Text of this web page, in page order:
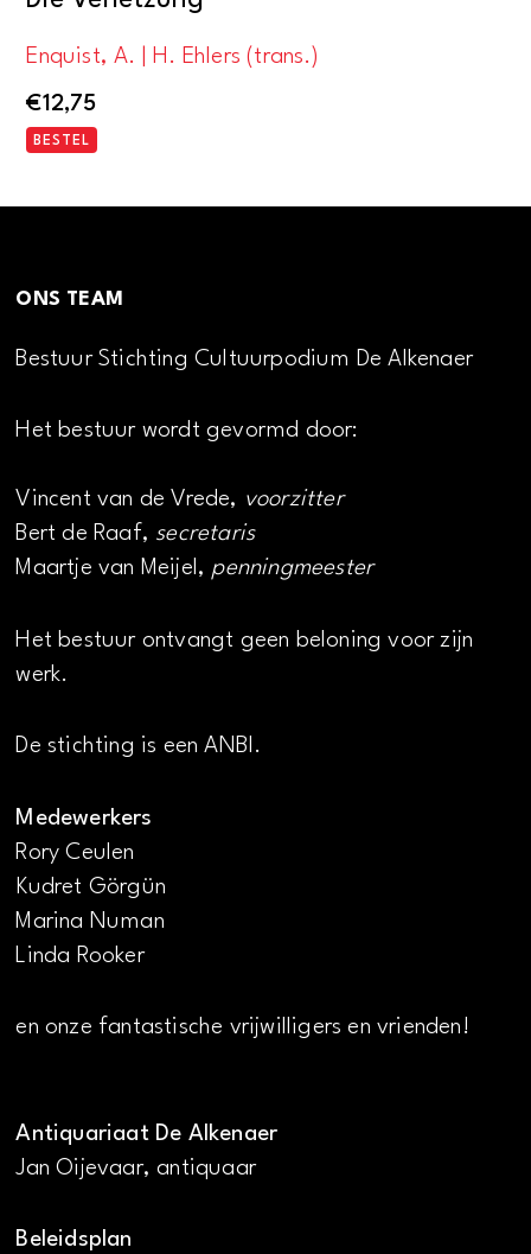
Enquist, A. | H. Ehlers (trans.)
€12,75
BESTEL
ONS TEAM
Bestuur Stichting Cultuurpodium De Alkenaer
Het bestuur wordt gevormd door:
Vincent van de Vrede, voorzitter
Bert de Raaf, secretaris
Maartje van Meijel, penningmeester
Het bestuur ontvangt geen beloning voor zijn
werk.
De stichting is een ANBI.
Medewerkers
Rory Ceulen
Kudret Görgün
Marina Numan
Linda Rooker
en onze fantastische vrijwilligers en vrienden!
Antiquariaat De Alkenaer
Jan Oijevaar, antiquaar
Beleidsplan